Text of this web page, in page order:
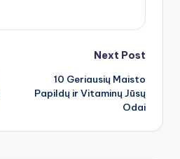
Next Post
10 Geriausių Maisto
Papildų ir Vitaminų Jūsų
Odai